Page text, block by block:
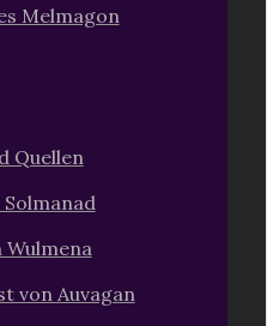
Melmagon
Quellen
Wulmena
von Auvagan